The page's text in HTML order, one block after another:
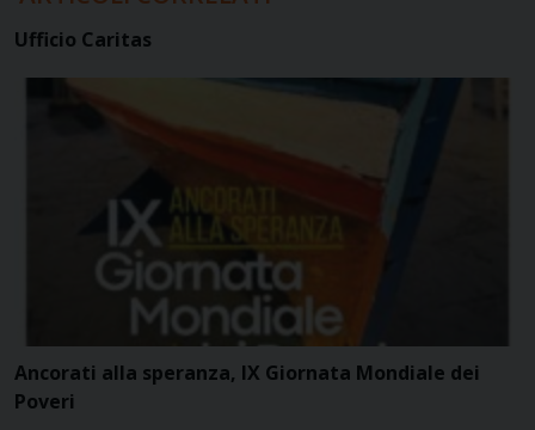
Ufficio Caritas
Ancorati alla speranza, IX Giornata Mondiale dei
Poveri